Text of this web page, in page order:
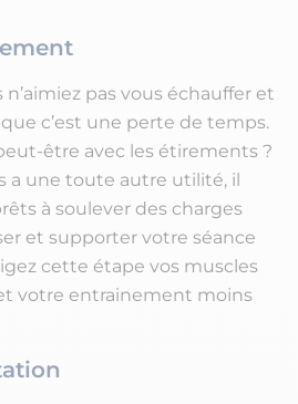
n’aimiez pas vous échauffer et
c’est une perte de temps.
être avec les étirements ?
a une toute autre utilité, il
à soulever des charges
et supporter votre séance
cette étape vos muscles
votre entrainement moins